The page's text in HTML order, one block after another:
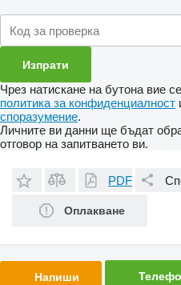
Чрез натискане на бутона вие
политика за конфиденциалност
споразумение.
Личните ви данни ще бъдат
отговор на запитването ви.
PDF
Оплакване
Напиши